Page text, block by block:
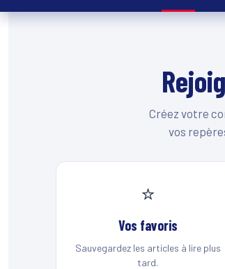
Créez votre
vos
⭐
Vos favoris
Sauvegardez les articles à lire plus
tard.